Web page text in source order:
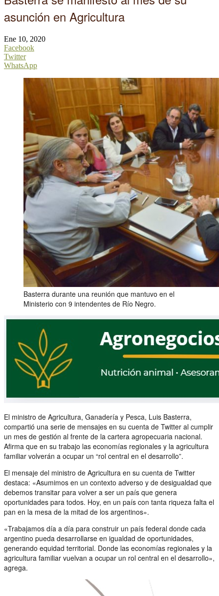
asunción en Agricultura
Ene 10, 2020
Facebook
Twitter
WhatsApp
Basterra durante una reunión que mantuvo en el
Ministerio con 9 intendentes de Río Negro.
El ministro de Agricultura, Ganadería y Pesca, Luis Basterra,
compartió una serie de mensajes en su cuenta de Twitter al cumplir
un mes de gestión al frente de la cartera agropecuaria nacional.
Afirma que en su trabajo las economías regionales y la agricultura
familiar volverán a ocupar un “rol central en el desarrollo”.
El mensaje del ministro de Agricultura en su cuenta de Twitter
destaca: «Asumimos en un contexto adverso y de desigualdad que
debemos transitar para volver a ser un país que genera
oportunidades para todos. Hoy, en un país con tanta riqueza falta el
pan en la mesa de la mitad de los argentinos».
«Trabajamos día a día para construir un país federal donde cada
argentino pueda desarrollarse en igualdad de oportunidades,
generando equidad territorial. Donde las economías regionales y la
agricultura familiar vuelvan a ocupar un rol central en el desarrollo»,
agrega.